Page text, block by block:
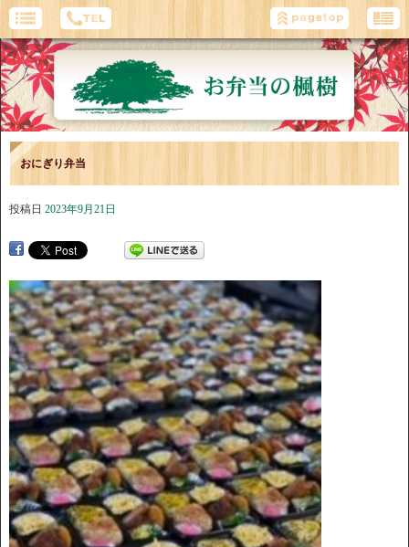
おにぎり弁当
投稿日 2023年9月21日